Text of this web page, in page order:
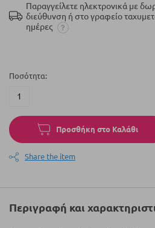
Παραγγείλετε ηλεκτρονικά με
διεύθυνση ή στο γραφείο
ημέρες
Ποσότητα
Προσθήκη στο Καλάθι
Share the item
Περιγραφή και